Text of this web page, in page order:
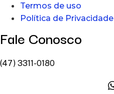
Termos de uso
Política de Privacidade
Fale Conosco
(47) 3311-0180